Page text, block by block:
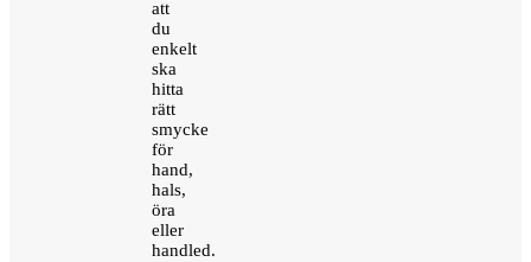
att
du
enkelt
ska
hitta
rätt
smycke
för
hand,
hals,
öra
eller
handled.